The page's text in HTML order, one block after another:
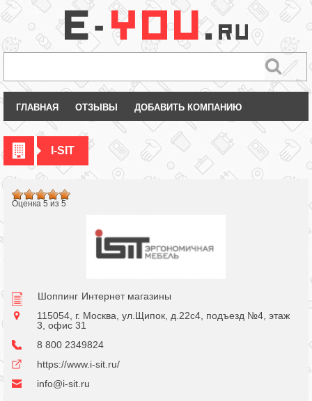
ГЛАВНАЯ ОТЗЫВЫ ДОБАВИТЬ КОМПАНИЮ
I-SIT
Оценка 5 из 5
Шоппинг Интернет магазины
115054, г. Москва, ул.Щипок, д.22с4, подъезд №4, этаж
3, офис 31
8 800 2349824
https://www.i-sit.ru/
info@i-sit.ru